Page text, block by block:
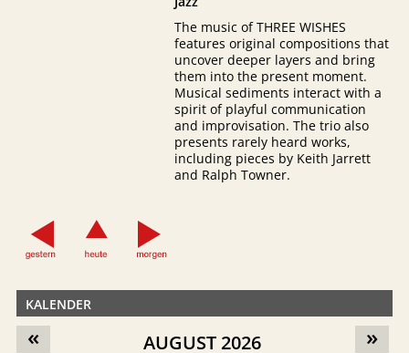
The music of THREE WISHES
features original compositions that
uncover deeper layers and bring
them into the present moment.
Musical sediments interact with a
spirit of playful communication
and improvisation. The trio also
presents rarely heard works,
including pieces by Keith Jarrett
and Ralph Towner.
KALENDER
»
« AUGUST 2026